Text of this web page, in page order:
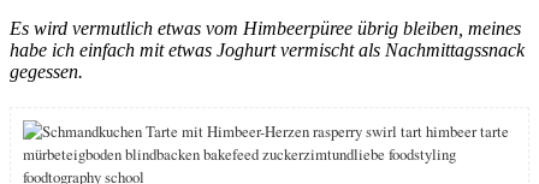
Es wird vermutlich etwas vom Himbeerpüree übrig bleiben, meines
habe ich einfach mit etwas Joghurt vermischt als Nachmittagssnack
gegessen.